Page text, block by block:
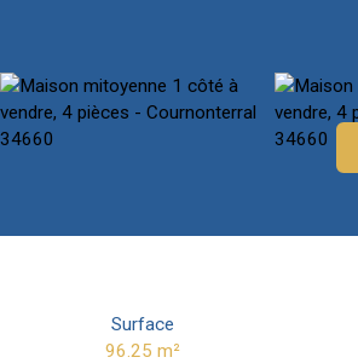
Rejoignez-
nous
Surface
96.25m²